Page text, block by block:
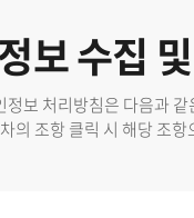
보 수집
정보 처리방침은 다음과
의 조항 클릭 시 해당 조항